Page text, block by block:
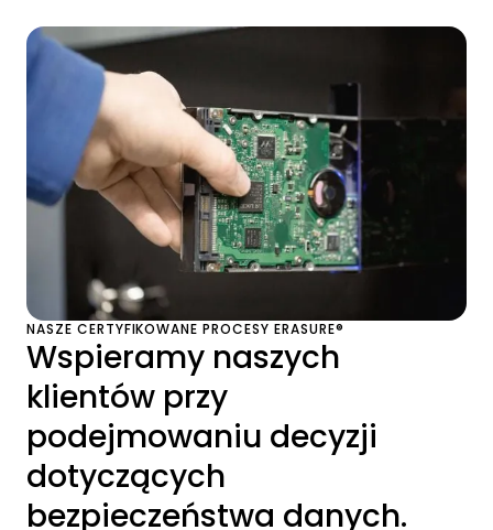
NASZE CERTYFIKOWANE PROCESY ERASURE®
Wspieramy naszych
klientów przy
podejmowaniu decyzji
dotyczących
bezpieczeństwa danych.